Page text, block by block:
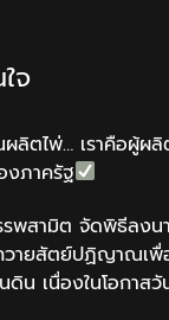
จ
ผลิตไพ่… เราคือผู้
งภาครัฐ
รพสามิต จัดพิธีลงน
ายสัตย์ปฏิญาณเพื่อ
น เนื่องในโอกาสวั